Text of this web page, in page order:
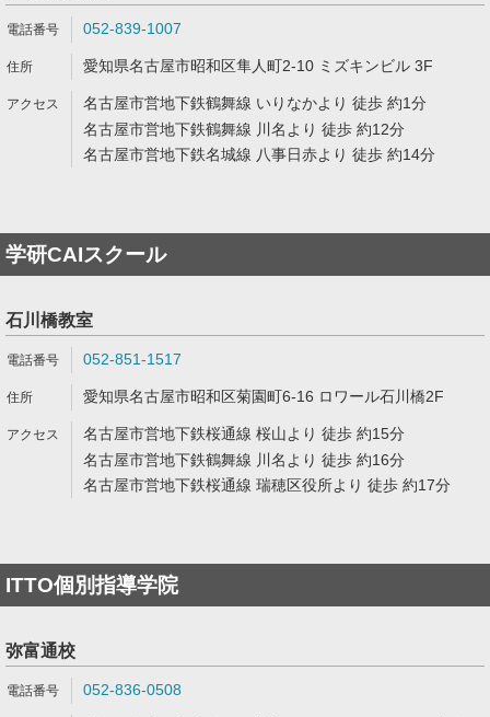
052-839-1007
愛知県名古屋市昭和区隼人町2-10 ミズキンビル 3F
名古屋市営地下鉄鶴舞線 いりなかより 徒歩 約1分
名古屋市営地下鉄鶴舞線 川名より 徒歩 約12分
名古屋市営地下鉄名城線 八事日赤より 徒歩 約14分
学研CAIスクール
石川橋教室
052-851-1517
愛知県名古屋市昭和区菊園町6-16 ロワール石川橋2F
名古屋市営地下鉄桜通線 桜山より 徒歩 約15分
名古屋市営地下鉄鶴舞線 川名より 徒歩 約16分
名古屋市営地下鉄桜通線 瑞穂区役所より 徒歩 約17分
ITTO個別指導学院
弥富通校
052-836-0508